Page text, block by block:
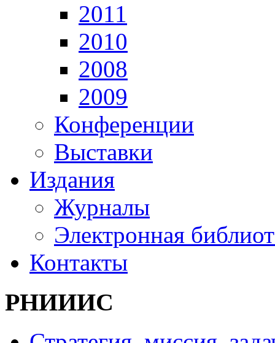
2011
2010
2008
2009
Конференции
Выставки
Издания
Журналы
Электронная
Контакты
РНИИИС